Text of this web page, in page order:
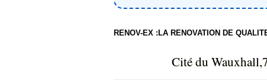
RENOV-EX :LA RENOVATION DE
Cité du